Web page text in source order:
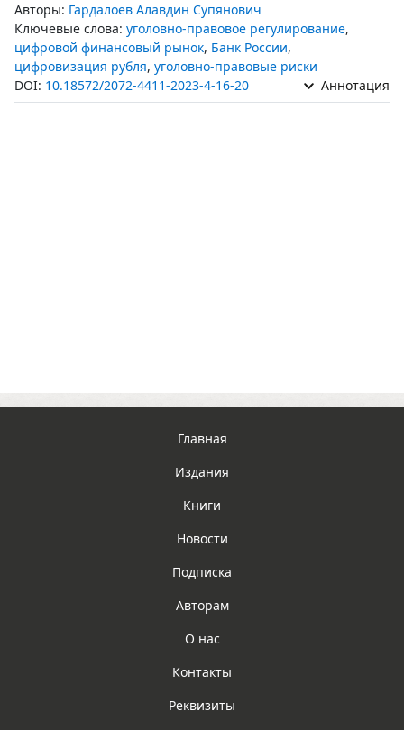
Авторы: Гардалоев Алавдин Супянович
Ключевые слова: уголовно-правовое регулирование,
цифровой финансовый рынок, Банк России,
цифровизация рубля, уголовно-правовые риски
DOI: 10.18572/2072-4411-2023-4-16-20 Аннотация
Главная
Издания
Книги
Новости
Подписка
Авторам
О нас
Контакты
Реквизиты